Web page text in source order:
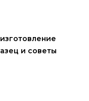
и советы